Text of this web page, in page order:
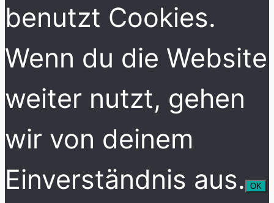
benutzt Cookies.
Wenn du die Website
weiter nutzt, gehen
wir von deinem
Einverständnis aus.
OK